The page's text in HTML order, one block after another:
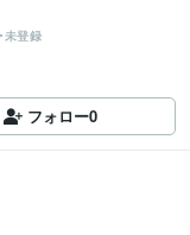
未登録
フォロー0